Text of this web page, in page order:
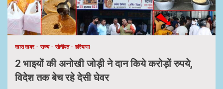
खास खबर राज्य सोनीपत हरियाणा
2 भाइयों की अनोखी जोड़ी ने दान किये करोड़ों रुपये,
विदेश तक बेच रहे देसी घेवर